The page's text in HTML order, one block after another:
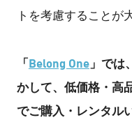
トを考慮することが
「Belong One」では
かして、低価格・高
でご購入・レンタル